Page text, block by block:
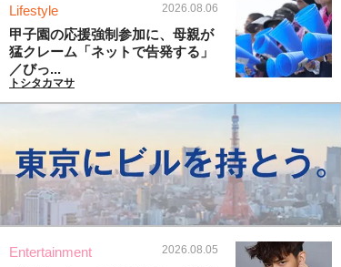
Lifestyle 2026.08.06
甲子園の応援強制参加に、母親が
猛クレーム「ネットで告発する」
／びっ...
トシタカマサ
Entertainment 2026.08.05